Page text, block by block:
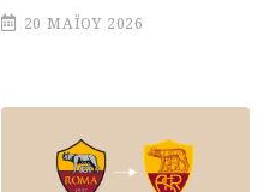
20 ΜΑΪ́ΟΥ 2026